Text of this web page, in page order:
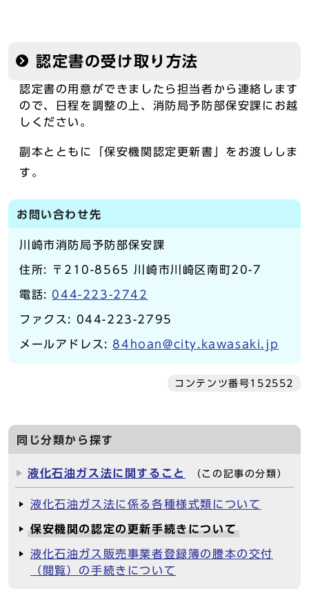
認定書の受け取り方法
認定書の用意ができましたら担当者から連絡します
ので、日程を調整の上、消防局予防部保安課にお越
しください。
副本とともに「保安機関認定更新書」をお渡ししま
す。
お問い合わせ先
川崎市消防局予防部保安課
住所: 〒210-8565 川崎市川崎区南町20-7
電話: 044-223-2742
ファクス: 044-223-2795
メールアドレス:84hoan@city.kawasaki.jp
コンテンツ番号152552
同じ分類から探す
液化石油ガス法に関すること （この記事の分類）
液化石油ガス法に係る各種様式類について
保安機関の認定の更新手続きについて
液化石油ガス販売事業者登録簿の謄本の交付
（閲覧）の手続きについて